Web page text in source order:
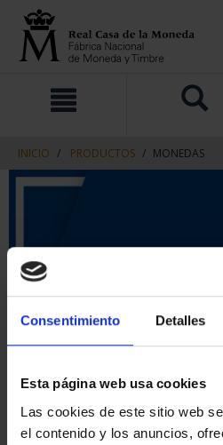
Consentimiento Detalles
Esta página web usa cookies
Las cookies de este sitio web
el contenido y los anuncios,
contenido
navegacin
INICIO PRODUCTOS MONEDAS